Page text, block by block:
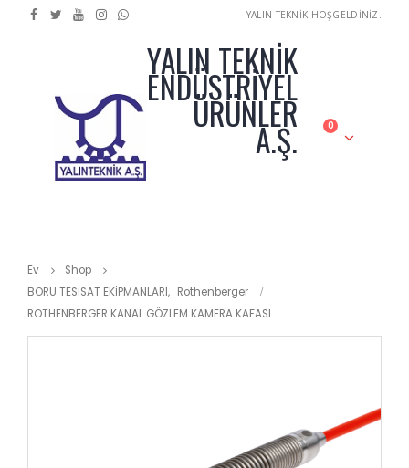
YALIN TEKNİK HOŞGELDİNİZ.
YALIN TEKNİK
ENDÜSTRİYEL
ÜRÜNLER
A.Ş. 0
Ev
Shop
BORU TESİSAT EKİPMANLARI, Rothenberger
ROTHENBERGER KANAL GÖZLEM KAMERA KAFASI